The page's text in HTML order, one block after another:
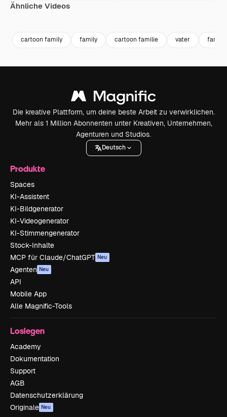
Ähnliche Videos
cartoon family family cartoon familie vater familie
Die kreative Plattform, um deine beste Arbeit zu verwirklichen.
Mehr als 1 Million Abonnenten unter Kreativen, Unternehmen,
Agenturen und Studios.
Deutsch
Produkte
Spaces
KI-Assistent
KI-Bildgenerator
KI-Videogenerator
KI-Stimmengenerator
Stock-Inhalte
MCP für Claude/ChatGPT Neu
Agenten Neu
API
Mobile App
Alle Magnific-Tools
Loslegen
Academy
Dokumentation
Support
AGB
Datenschutzerklärung
Originale Neu